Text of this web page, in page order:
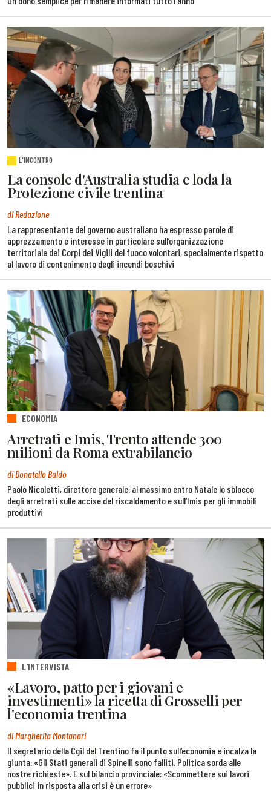
L'INCONTRO
La console d'Australia studia e loda la
Protezione civile trentina
di Redazione
La rappresentante del governo australiano ha espresso parole di
apprezzamento e interesse in particolare sull’organizzazione
territoriale dei Corpi dei Vigili del fuoco volontari, specialmente rispetto
al lavoro di contenimento degli incendi boschivi
ECONOMIA
Arretrati e Imis, Trento attende 300
milioni da Roma extrabilancio
di Donatello Baldo
Paolo Nicoletti, direttore generale: al massimo entro Natale lo sblocco
degli arretrati sulle accise del riscaldamento e sull’Imis per gli immobili
produttivi
L'INTERVISTA
«Lavoro, patto per i giovani e
investimenti» la ricetta di Grosselli per
l'economia trentina
di Margherita Montanari
Il segretario della Cgil del Trentino fa il punto sull’economia e incalza la
giunta: «Gli Stati generali di Spinelli sono falliti. Politica sorda alle
nostre richieste». E sul bilancio provinciale: «Scommettere sui lavori
pubblici in risposta alla crisi è un errore»